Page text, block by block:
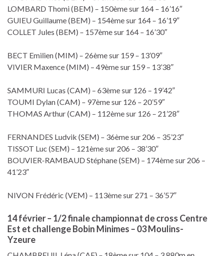
LOMBARD Thomi (BEM) – 150ème sur 164 – 16’16″
GUIEU Guillaume (BEM) – 154ème sur 164 – 16’19″
COLLET Jules (BEM) – 157ème sur 164 – 16’30″
BECT Emilien (MIM) – 26ème sur 159 – 13’09″
VIVIER Maxence (MIM) – 49ème sur 159 – 13’38″
SAMMURI Lucas (CAM) – 63ème sur 126 – 19’42″
TOUMI Dylan (CAM) – 97ème sur 126 – 20’59″
THOMAS Arthur (CAM) – 112ème sur 126 – 21’28″
FERNANDES Ludvik (SEM) – 36ème sur 206 – 35’23″
TISSOT Luc (SEM) – 121ème sur 206 – 38’30″
BOUVIER-RAMBAUD Stéphane (SEM) – 174ème sur 206 –
41’23″
NIVON Frédéric (VEM) – 113ème sur 271 – 36’57″
14 février – 1/2 finale championnat de cross Centre
Est et challenge Bobin Minimes – 03 Moulins-
Yzeure